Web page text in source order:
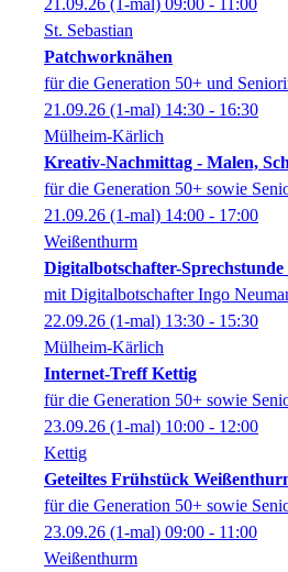
21.09.26 (1-mal) 09:00 - 11:00
St. Sebastian
Patchworknähen
für die Generation 50+ und
21.09.26 (1-mal) 14:30 - 16:30
Mülheim-Kärlich
Kreativ-Nachmittag - Malen,
für die Generation 50+ sowie
21.09.26 (1-mal) 14:00 - 17:00
Weißenthurm
Digitalbotschafter-
mit Digitalbotschafter Ingo
22.09.26 (1-mal) 13:30 - 15:30
Mülheim-Kärlich
Internet-Treff Kettig
für die Generation 50+ sowie
23.09.26 (1-mal) 10:00 - 12:00
Kettig
Geteiltes Frühstück
für die Generation 50+ sowie
23.09.26 (1-mal) 09:00 - 11:00
Weißenthurm